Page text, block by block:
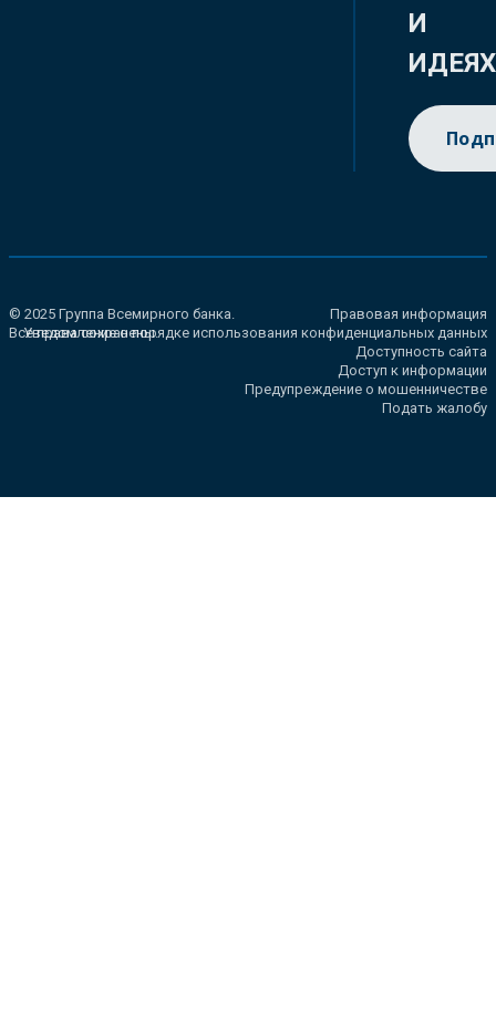
И
ИДЕЯХ
© 2025 Группа Всемирного банка.
Все права сохранены.
Правовая информация
Уведомление о порядке использования конфиденциальных данных
Доступность сайта
Доступ к информации
Предупреждение о мошенничестве
Подать жалобу